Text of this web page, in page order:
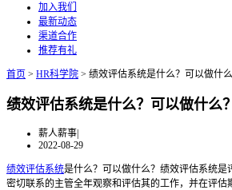
加入我们
最新动态
渠道合作
推荐有礼
首页 > HR科学院 > 绩效评估系统是什么？可以做什么
绩效评估系统是什么？可以做什么？
薪人薪事|
2022-08-29
绩效评估系统是什么？可以做什么？绩效评估系统是
密切联系的主管全年观察和评估其的工作，并在评估